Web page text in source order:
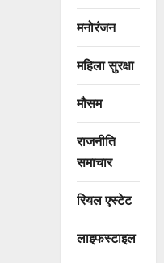
मनोरंजन
महिला सुरक्षा
मौसम
राजनीति
समाचार
रियल एस्टेट
लाइफस्टाइल